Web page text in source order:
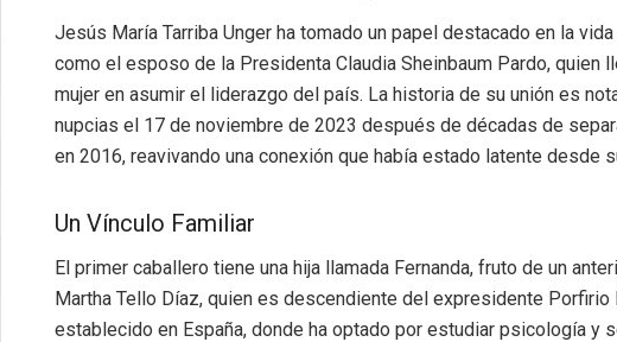
Jesús María Tarriba Unger ha tomado un papel destacado en la
como el esposo de la Presidenta Claudia Sheinbaum Pardo, quien
mujer en asumir el liderazgo del país. La historia de su unión es
nupcias el 17 de noviembre de 2023 después de décadas de
en 2016, reavivando una conexión que había estado latente desde
Un Vínculo Familiar
El primer caballero tiene una hija llamada Fernanda, fruto de un
Martha Tello Díaz, quien es descendiente del expresidente Porfirio
establecido en España, donde ha optado por estudiar psicología y